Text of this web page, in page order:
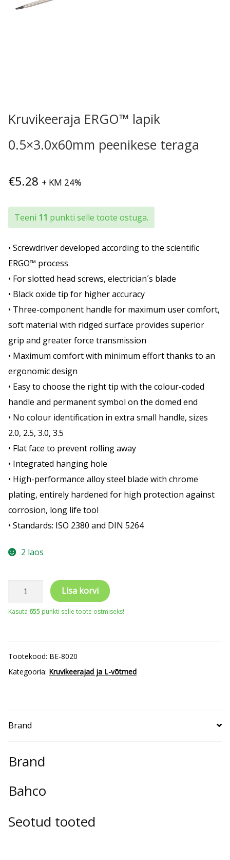
Kruvikeeraja ERGO™ lapik
0.5×3.0x60mm peenikese teraga
€5.28 + KM 24%
Teeni 11 punkti selle toote ostuga.
• Screwdriver developed according to the scientific
ERGO™ process
• For slotted head screws, electrician´s blade
• Black oxide tip for higher accuracy
• Three-component handle for maximum user comfort,
soft material with ridged surface provides superior
grip and greater force transmission
• Maximum comfort with minimum effort thanks to an
ergonomic design
• Easy to choose the right tip with the colour-coded
handle and permanent symbol on the domed end
• No colour identification in extra small handle, sizes
2.0, 2.5, 3.0, 3.5
• Flat face to prevent rolling away
• Integrated hanging hole
• High-performance alloy steel blade with chrome
plating, entirely hardened for high protection against
corrosion, long life tool
• Standards: ISO 2380 and DIN 5264
2 laos
Kruvikeeraja
kogus
Lisa korvi
Kasuta 655 punkti selle toote ostmiseks!
Tootekood: BE-8020
Kategooria: Kruvikeerajad ja L-võtmed
Brand
Brand
Bahco
Seotud tooted